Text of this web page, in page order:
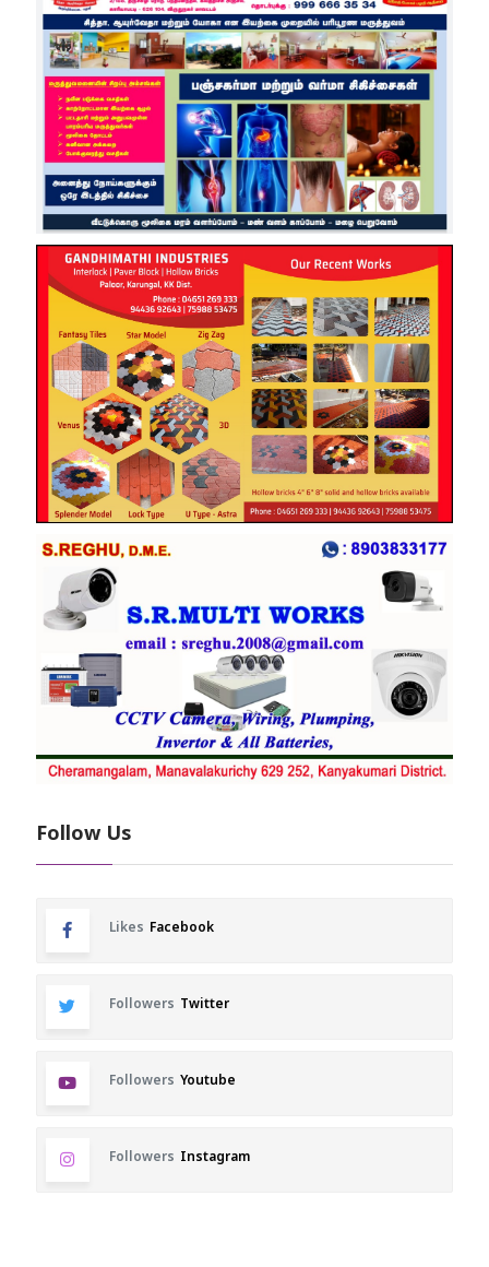
Follow Us
Likes Facebook
Followers Twitter
Followers Youtube
Followers Instagram